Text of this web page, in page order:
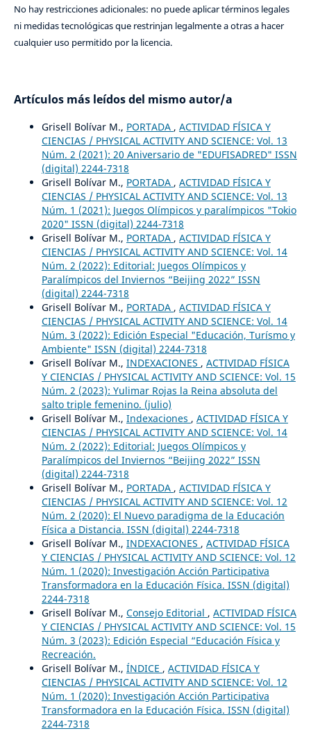
No hay restricciones adicionales: no puede aplicar términos legales
ni medidas tecnológicas que restrinjan legalmente a otras a hacer
cualquier uso permitido por la licencia.
Artículos más leídos del mismo autor/a
Grisell Bolívar M., PORTADA , ACTIVIDAD FÍSICA Y
CIENCIAS / PHYSICAL ACTIVITY AND SCIENCE: Vol. 13
Núm. 2 (2021): 20 Aniversario de "EDUFISADRED" ISSN
(digital) 2244-7318
Grisell Bolívar M., PORTADA , ACTIVIDAD FÍSICA Y
CIENCIAS / PHYSICAL ACTIVITY AND SCIENCE: Vol. 13
Núm. 1 (2021): Juegos Olímpicos y paralímpicos "Tokio
2020" ISSN (digital) 2244-7318
Grisell Bolívar M., PORTADA , ACTIVIDAD FÍSICA Y
CIENCIAS / PHYSICAL ACTIVITY AND SCIENCE: Vol. 14
Núm. 2 (2022): Editorial: Juegos Olímpicos y
Paralímpicos del Inviernos “Beijing 2022” ISSN
(digital) 2244-7318
Grisell Bolívar M., PORTADA , ACTIVIDAD FÍSICA Y
CIENCIAS / PHYSICAL ACTIVITY AND SCIENCE: Vol. 14
Núm. 3 (2022): Edición Especial "Educación, Turísmo y
Ambiente" ISSN (digital) 2244-7318
Grisell Bolívar M., INDEXACIONES , ACTIVIDAD FÍSICA
Y CIENCIAS / PHYSICAL ACTIVITY AND SCIENCE: Vol. 15
Núm. 2 (2023): Yulimar Rojas la Reina absoluta del
salto triple femenino. (julio)
Grisell Bolívar M., Indexaciones , ACTIVIDAD FÍSICA Y
CIENCIAS / PHYSICAL ACTIVITY AND SCIENCE: Vol. 14
Núm. 2 (2022): Editorial: Juegos Olímpicos y
Paralímpicos del Inviernos “Beijing 2022” ISSN
(digital) 2244-7318
Grisell Bolívar M., PORTADA , ACTIVIDAD FÍSICA Y
CIENCIAS / PHYSICAL ACTIVITY AND SCIENCE: Vol. 12
Núm. 2 (2020): El Nuevo paradigma de la Educación
Física a Distancia. ISSN (digital) 2244-7318
Grisell Bolívar M., INDEXACIONES , ACTIVIDAD FÍSICA
Y CIENCIAS / PHYSICAL ACTIVITY AND SCIENCE: Vol. 12
Núm. 1 (2020): Investigación Acción Participativa
Transformadora en la Educación Física. ISSN (digital)
2244-7318
Grisell Bolívar M., Consejo Editorial , ACTIVIDAD FÍSICA
Y CIENCIAS / PHYSICAL ACTIVITY AND SCIENCE: Vol. 15
Núm. 3 (2023): Edición Especial “Educación Física y
Recreación.
Grisell Bolívar M., ÍNDICE , ACTIVIDAD FÍSICA Y
CIENCIAS / PHYSICAL ACTIVITY AND SCIENCE: Vol. 12
Núm. 1 (2020): Investigación Acción Participativa
Transformadora en la Educación Física. ISSN (digital)
2244-7318